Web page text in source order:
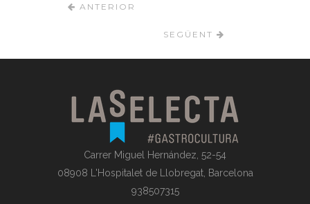
ANTERIOR
SEGÜENT
Carrer Miguel Hernández, 52-54
08908 L'Hospitalet de Llobregat, Barcelona
938507315